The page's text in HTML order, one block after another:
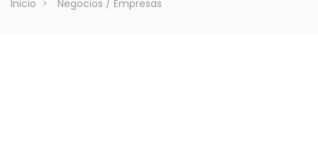
Inicio Negocios / Empresas